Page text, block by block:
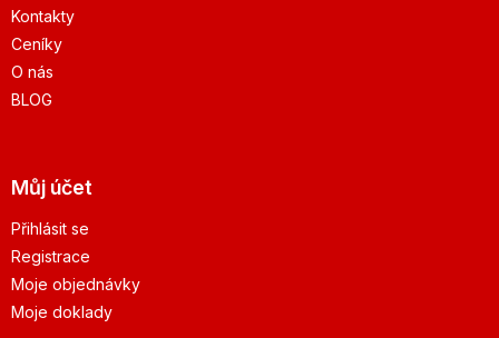
Kontakty
Ceníky
O nás
BLOG
Můj účet
Přihlásit se
Registrace
Moje objednávky
Moje doklady